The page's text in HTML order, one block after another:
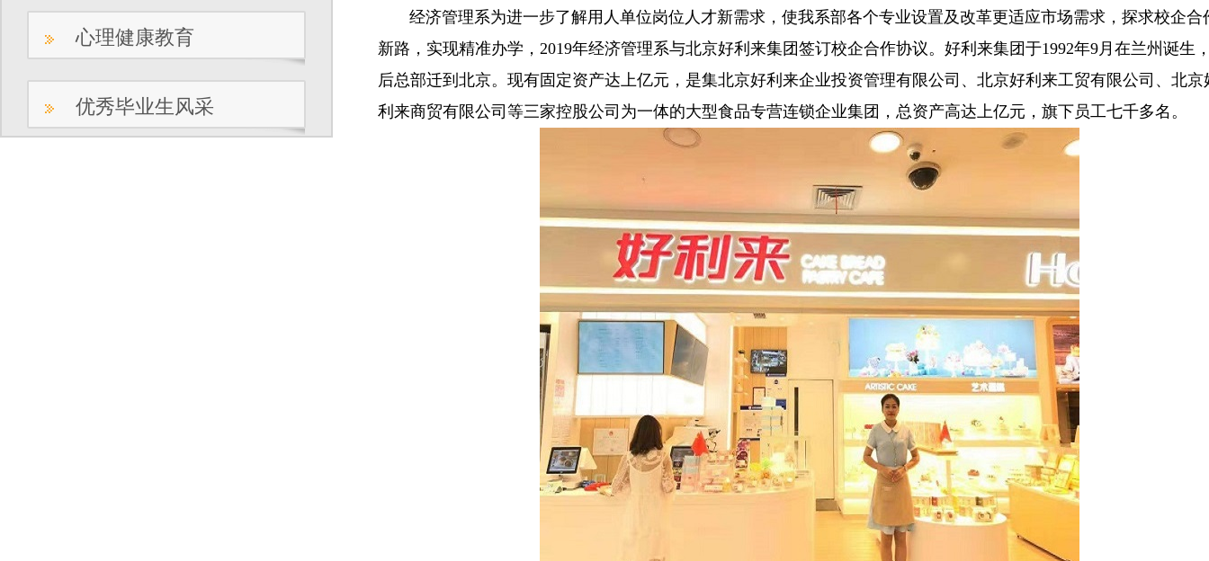
心理健康教育
优秀毕业生风采
经济管理系为进一步了解用人单位岗位人才新需求，使我系部各个专业设置及改革更适应市场需求，探求校企合
新路，实现精准办学，2019年经济管理系与北京好利来集团签订校企合作协议。好利来集团于1992年9月在兰州诞生
后总部迁到北京。现有固定资产达上亿元，是集北京好利来企业投资管理有限公司、北京好利来工贸有限公司、北京
利来商贸有限公司等三家控股公司为一体的大型食品专营连锁企业集团，总资产高达上亿元，旗下员工七千多名。